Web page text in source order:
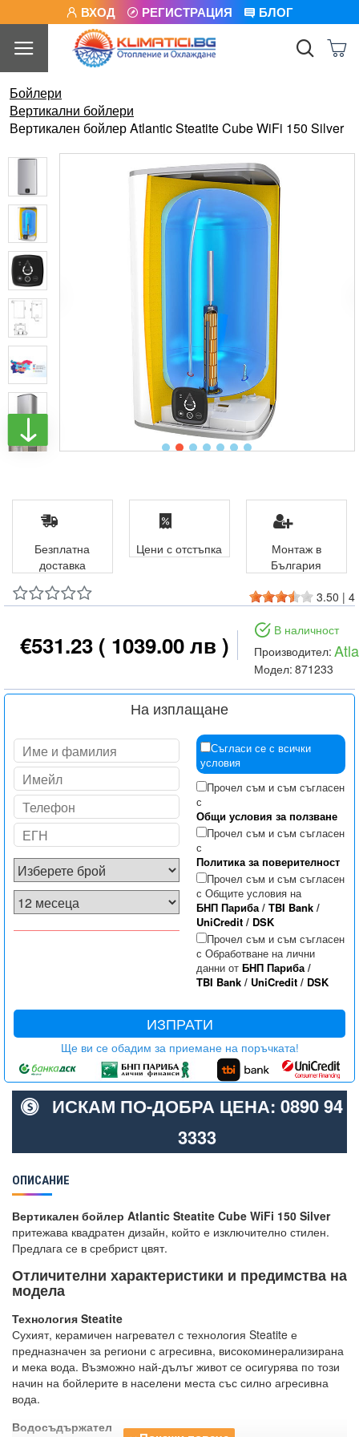
ВХОД РЕГИСТРАЦИЯ БЛОГ
Бойлери
Вертикални бойлери
Вертикален бойлер Atlantic Steatite Cube WiFi 150 Silver
3.50 | 4
€531.23 ( 1039.00 лв )
В наличност
Производител:
Модел: 871233
На изплащане
Съгласи се с всички
условия
Прочел съм и съм съгласен
с
Общи условия за ползване
Прочел съм и съм съгласен
с
Политика за поверителност
Прочел съм и съм съгласен
с Общите условия на
БНП Париба/ TBI Bank/
UniCredit/ DSK
Прочел съм и съм съгласен
с Обработване на лични
данни от БНП Париба/
TBI Bank/ UniCredit/ DSK
ИЗПРАТИ
Ще ви се обадим за приемане на поръчката!
Безплатна
доставка
Цени с отстъпка
Монтаж в
България
ИСКАМ ПО-ДОБРА ЦЕНА: 0890 94
3333
ОПИСАНИЕ
Вертикален бойлер Atlantic Steatite Cube WiFi 150 Silver
притежава квадратен дизайн, който е изключително стилен.
Предлага се в сребрист цвят.
Отличителни характеристики и предимства на
модела
Технология Steatite
Сухият, керамичен нагревател с технология Steatite е
предназначен за региони с агресивна, високоминерализирана
и мека вода. Възможно най-дълъг живот се осигурява по този
начин на бойлерите в населени места със силно агресивна
вода.
Водосъдържател